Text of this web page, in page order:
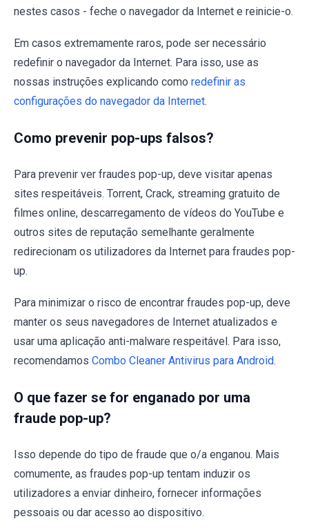
nestes casos - feche o navegador da Internet e reinicie-o.
Em casos extremamente raros, pode ser necessário
redefinir o navegador da Internet. Para isso, use as
nossas instruções explicando como redefinir as
configurações do navegador da Internet.
Como prevenir pop-ups falsos?
Para prevenir ver fraudes pop-up, deve visitar apenas
sites respeitáveis. Torrent, Crack, streaming gratuito de
filmes online, descarregamento de vídeos do YouTube e
outros sites de reputação semelhante geralmente
redirecionam os utilizadores da Internet para fraudes pop-
up.
Para minimizar o risco de encontrar fraudes pop-up, deve
manter os seus navegadores de Internet atualizados e
usar uma aplicação anti-malware respeitável. Para isso,
recomendamos Combo Cleaner Antivirus para Android.
O que fazer se for enganado por uma
fraude pop-up?
Isso depende do tipo de fraude que o/a enganou. Mais
comumente, as fraudes pop-up tentam induzir os
utilizadores a enviar dinheiro, fornecer informações
pessoais ou dar acesso ao dispositivo.